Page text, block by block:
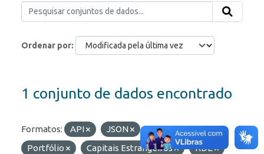
Ordenar por
1 conjunto de dados encontrado
Formatos: API JSON
Etiquetas:
Portfólio
Capitais Estrangeiros
RDE